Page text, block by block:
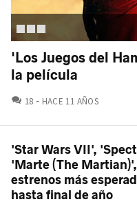
'Los Juegos del
la película
18 COMENTARIOS
HACE 11 AÑOS
'Star Wars VII',
'Marte (The
estrenos más
hasta final de año